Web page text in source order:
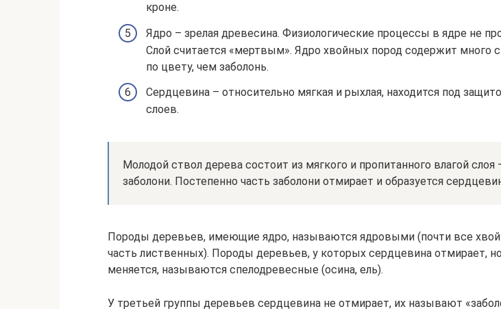
кроне.
Ядро – зрелая древесина. Физиологические процессы в ядре не
Слой считается «мертвым». Ядро хвойных пород содержит много
по цвету, чем заболонь.
Сердцевина – относительно мягкая и рыхлая, находится под
слоев.
Молодой ствол дерева состоит из мягкого и пропитанного влагой слоя
заболони. Постепенно часть заболони отмирает и образуется
Породы деревьев, имеющие ядро, называются ядровыми (почти все
часть лиственных). Породы деревьев, у которых сердцевина отмирает,
меняется, называются спелодревесные (осина, ель).
У третьей группы деревьев сердцевина не отмирает, их называют